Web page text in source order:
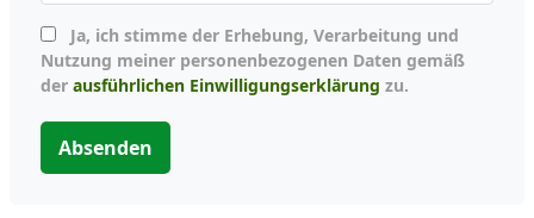
Nutzung meiner personenbezogenen Daten gemäß
der ausführlichen Einwilligungserklärung zu.
Absenden